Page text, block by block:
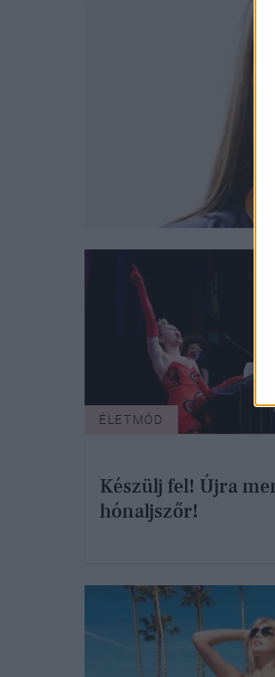
ÉLETMÓD
Készülj fel! Újra
hónaljszőr!